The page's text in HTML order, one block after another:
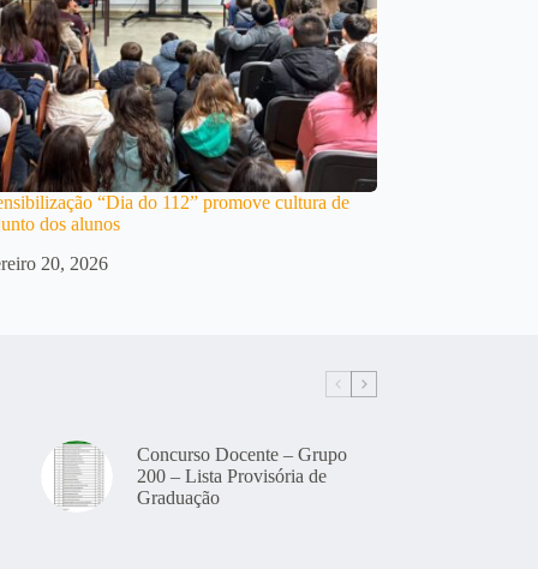
“Dia do 112” promove cultura de
dos alunos
20, 2026
Concurso Docente – Grupo
200 – Lista Provisória de
Graduação